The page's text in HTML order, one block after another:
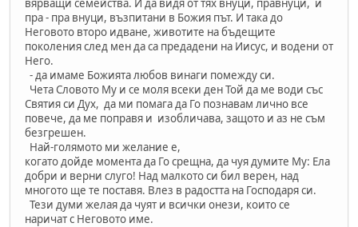
вярващи семейства. И да видя от тях внуци, правнуци, и
пра - пра внуци, възпитани в Божия път. И така до
Неговото второ идване, животите на бъдещите
поколения след мен да са предадени на Иисус, и водени от
Него.
- да имаме Божията любов винаги помежду си.
Чета Словото Му и се моля всеки ден Той да ме води със
Святия си Дух, да ми помага да Го познавам лично все
повече, да ме поправя и изобличава, защото и аз не съм
безгрешен.
Най-голямото ми желание е,
когато дойде момента да Го срещна, да чуя думите Му: Ела
добри и верни слуго! Над малкото си бил верен, над
многото ще те поставя. Влез в радостта на Господаря си.
Тези думи желая да чуят и всички онези, които се
наричат с Неговото име.